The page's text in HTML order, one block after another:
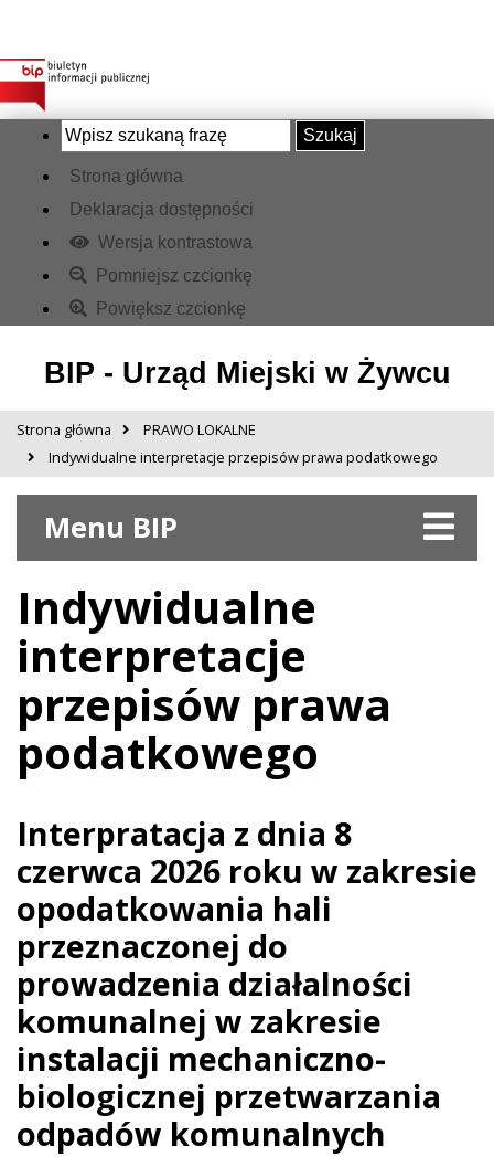
Szukaj
Strona główna
Deklaracja dostępności
Wersja kontrastowa
Pomniejsz czcionkę
Powiększ czcionkę
BIP - Urząd Miejski w Żywcu
Strona główna
PRAWO LOKALNE
Indywidualne interpretacje przepisów prawa podatkowego
Menu BIP
Indywidualne
interpretacje
przepisów prawa
podatkowego
Interpratacja z dnia 8
czerwca 2026 roku w zakresie
opodatkowania hali
przeznaczonej do
prowadzenia działalności
komunalnej w zakresie
instalacji mechaniczno-
biologicznej przetwarzania
odpadów komunalnych